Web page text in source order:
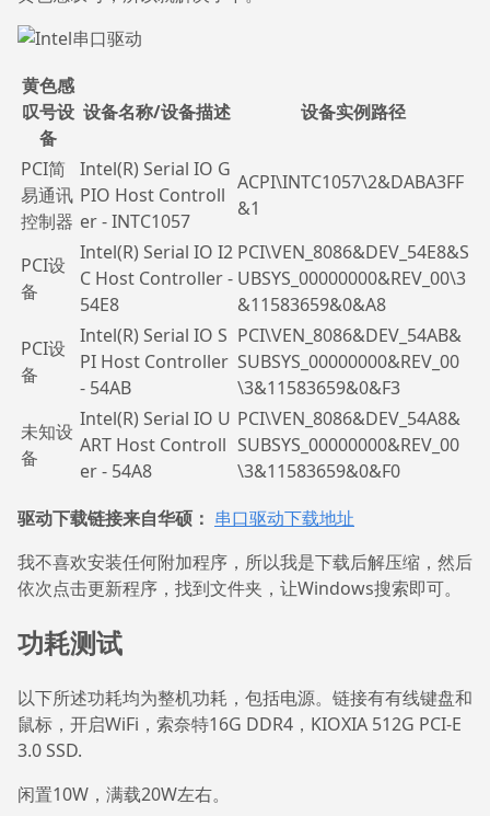
黄色感
叹号设
备
设备名称/设备描述 设备实例路径
PCI简
易通讯
控制器
Intel(R) Serial IO G
PIO Host Controll
er - INTC1057
ACPI\INTC1057\2&DABA3FF
&1
PCI设
备
Intel(R) Serial IO I2
C Host Controller -
54E8
PCI\VEN_8086&DEV_54E8&S
UBSYS_00000000&REV_00\3
&11583659&0&A8
PCI设
备
Intel(R) Serial IO S
PI Host Controller
- 54AB
PCI\VEN_8086&DEV_54AB&
SUBSYS_00000000&REV_00
\3&11583659&0&F3
未知设
备
Intel(R) Serial IO U
ART Host Controll
er - 54A8
PCI\VEN_8086&DEV_54A8&
SUBSYS_00000000&REV_00
\3&11583659&0&F0
驱动下载链接来自华硕： 串口驱动下载地址
我不喜欢安装任何附加程序，所以我是下载后解压缩，然后
依次点击更新程序，找到文件夹，让Windows搜索即可。
功耗测试
以下所述功耗均为整机功耗，包括电源。链接有有线键盘和
鼠标，开启WiFi，索奈特16G DDR4，KIOXIA 512G PCI-E
3.0 SSD.
闲置10W，满载20W左右。